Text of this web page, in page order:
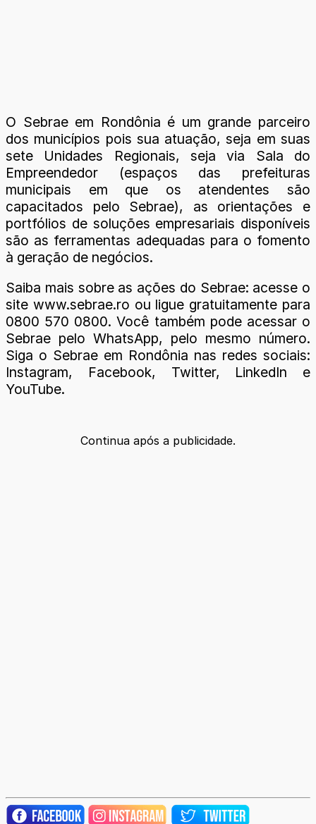
O Sebrae em Rondônia é um grande parceiro
dos municípios pois sua atuação, seja em suas
sete Unidades Regionais, seja via Sala do
Empreendedor (espaços das prefeituras
municipais em que os atendentes são
capacitados pelo Sebrae), as orientações e
portfólios de soluções empresariais disponíveis
são as ferramentas adequadas para o fomento
à geração de negócios.
Saiba mais sobre as ações do Sebrae: acesse o
site www.sebrae.ro ou ligue gratuitamente para
0800 570 0800. Você também pode acessar o
Sebrae pelo WhatsApp, pelo mesmo número.
Siga o Sebrae em Rondônia nas redes sociais:
Instagram, Facebook, Twitter, LinkedIn e
YouTube.
Continua após a publicidade.